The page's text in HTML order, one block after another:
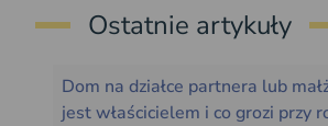
Ostatnie artykuły
Dom na działce partnera lub
jest właścicielem i co grozi przy